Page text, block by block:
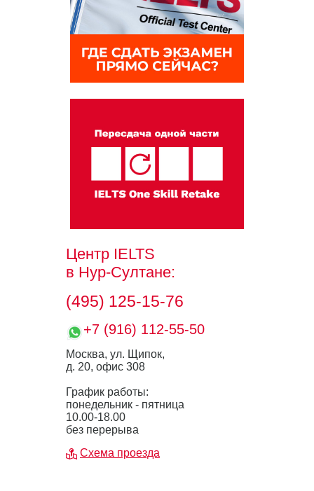
Центр IELTS
в Нур-Султане:
(495) 125-15-76
+7 (916) 112-55-50
Москва, ул. Щипок,
д. 20, офис 308
График работы:
понедельник - пятница
10.00-18.00
без перерыва
Схема проезда